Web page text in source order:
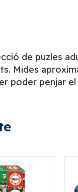
de puzles
Mides
poder penjar